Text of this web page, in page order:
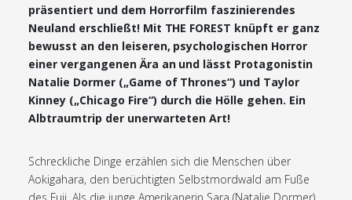
präsentiert und dem Horrorfilm faszinierendes
Neuland erschließt! Mit THE FOREST knüpft er ganz
bewusst an den leiseren, psychologischen Horror
einer vergangenen Ära an und lässt Protagonistin
Natalie Dormer („Game of Thrones“) und Taylor
Kinney („Chicago Fire“) durch die Hölle gehen. Ein
Albtraumtrip der unerwarteten Art!
Schreckliche Dinge erzählen sich die Menschen über
Aokigahara, den berüchtigten Selbstmordwald am Fuße